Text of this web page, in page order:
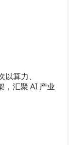
算力、
，汇聚 AI 产业